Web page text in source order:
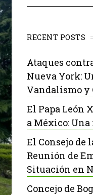
RECENT POSTS
Ataques
Nueva York:
Vandalismo y
El Papa León
a México:
El Consejo de
Reunión de
Situación en
Concejo de